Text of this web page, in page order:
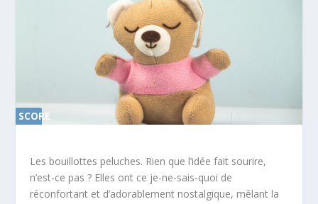
SCORE
Les bouillottes peluches. Rien que l’idée fait sourire,
n’est-ce pas ? Elles ont ce je-ne-sais-quoi de
réconfortant et d’adorablement nostalgique, mêlant la